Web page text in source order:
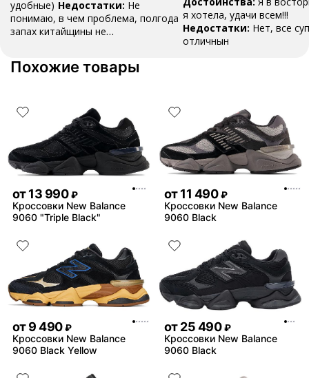
удобные) Недостатки: Не
понимаю, в чем проблема, полгода
запах китайщины не
деньги вполне норм.
я хотела, удачи всем!!!
Недостатки: Нет, все
отличнын
Похожие товары
от13 990 ₽
Кроссовки New Balance
9060 "Triple Black"
от11 490 ₽
Кроссовки New Balance
9060 Black
от9 490 ₽
Кроссовки New Balance
9060 Black Yellow
от25 490 ₽
Кроссовки New Balance
9060 Black